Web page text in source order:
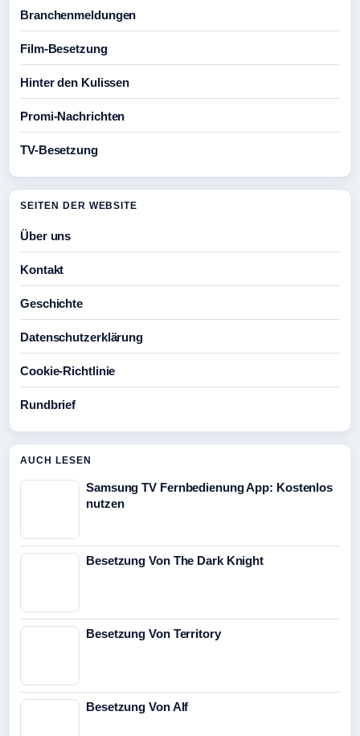
Branchenmeldungen
Film-Besetzung
Hinter den Kulissen
Promi-Nachrichten
TV-Besetzung
SEITEN DER WEBSITE
Über uns
Kontakt
Geschichte
Datenschutzerklärung
Cookie-Richtlinie
Rundbrief
AUCH LESEN
Samsung TV Fernbedienung App: Kostenlos
nutzen
Besetzung Von The Dark Knight
Besetzung Von Territory
Besetzung Von Alf